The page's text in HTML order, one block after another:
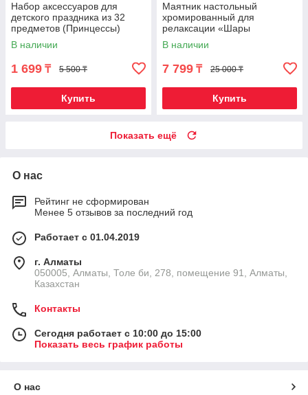
Набор аксессуаров для
детского праздника из 32
предметов (Принцессы)
В наличии
1 699 ₸ 5 500 ₸
Купить
Маятник настольный
хромированный для
релаксации «Шары
Ньютона» в стиле hi-tech
В наличии
7 799 ₸ 25 000 ₸
Купить
Показать ещё
О нас
Рейтинг не сформирован
Менее 5 отзывов за последний год
Работает с 01.04.2019
г. Алматы
050005, Алматы, Толе би, 278, помещение 91, Алматы,
Казахстан
Контакты
Сегодня работает с 10:00 до 15:00
Показать весь график работы
О нас